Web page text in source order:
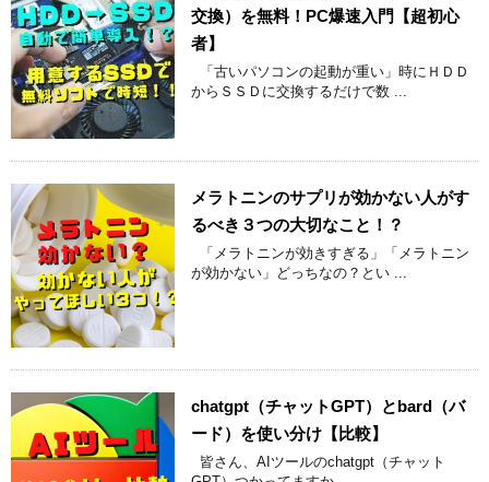
交換）を無料！PC爆速入門【超初心
者】
「古いパソコンの起動が重い」時にＨＤＤ
からＳＳＤに交換するだけで数 ...
メラトニンのサプリが効かない人がす
るべき３つの大切なこと！？
「メラトニンが効きすぎる」「メラトニン
が効かない」どっちなの？とい ...
chatgpt（チャットGPT）とbard（バ
ード）を使い分け【比較】
皆さん、AIツールのchatgpt（チャット